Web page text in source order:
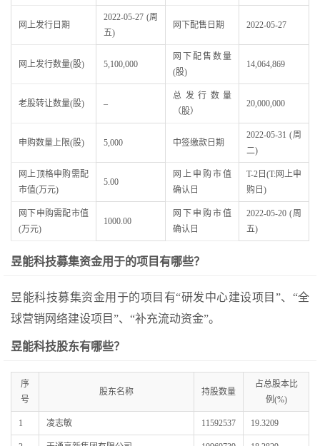
网上发行日期
2022-05-27 (周
五)
网下配售日期 2022-05-27
网上发行数量(股) 5,100,000
网下配售数量
(股)
14,064,869
老股转让数量(股) –
总发行数量
（股）
20,000,000
申购数量上限(股) 5,000 中签缴款日期
2022-05-31 (周
二)
网上顶格申购需配
市值(万元)
5.00
网上申购市值
确认日
T-2日(T:网上申
购日)
网下申购需配市值
(万元)
1000.00
网下申购市值
确认日
2022-05-20 (周
五)
昱能科技募集资金用于的项目有哪些？
昱能科技募集资金用于的项目有“研发中心建设项目”、“全
球营销网络建设项目”、“补充流动资金”。
昱能科技股东有哪些？
序
号
股东名称 持股数量
占总股本比
例(%)
1 凌志敏 11592537 19.3209